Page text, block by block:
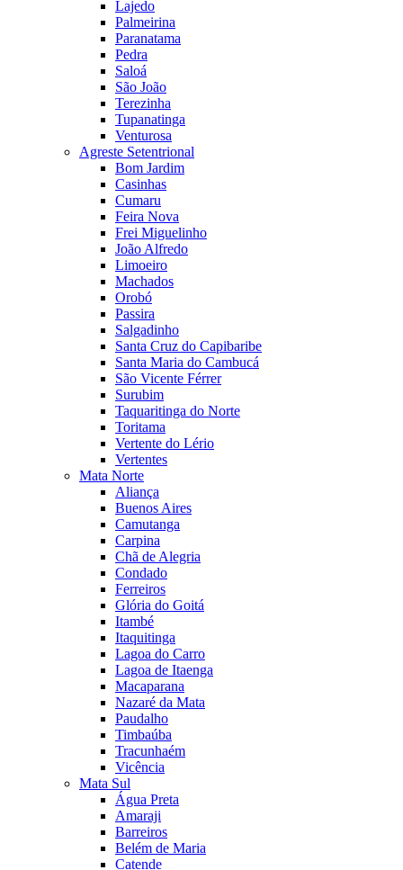
Lajedo
Palmeirina
Paranatama
Pedra
Saloá
São João
Terezinha
Tupanatinga
Venturosa
Agreste Setentrional
Bom Jardim
Casinhas
Cumaru
Feira Nova
Frei Miguelinho
João Alfredo
Limoeiro
Machados
Orobó
Passira
Salgadinho
Santa Cruz do Capibaribe
Santa Maria do Cambucá
São Vicente Férrer
Surubim
Taquaritinga do Norte
Toritama
Vertente do Lério
Vertentes
Mata Norte
Aliança
Buenos Aires
Camutanga
Carpina
Chã de Alegria
Condado
Ferreiros
Glória do Goitá
Itambé
Itaquitinga
Lagoa do Carro
Lagoa de Itaenga
Macaparana
Nazaré da Mata
Paudalho
Timbaúba
Tracunhaém
Vicência
Mata Sul
Água Preta
Amaraji
Barreiros
Belém de Maria
Catende